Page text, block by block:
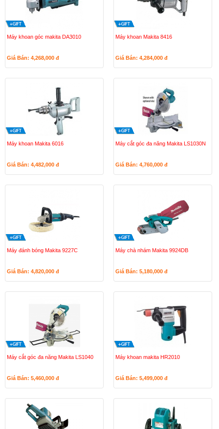
Máy khoan góc makita DA3010
Giá Bán: 4,268,000 đ
Máy khoan Makita 8416
Giá Bán: 4,284,000 đ
Máy khoan Makita 6016
Giá Bán: 4,482,000 đ
Máy cắt góc đa năng Makita LS1030N
Giá Bán: 4,760,000 đ
Máy đánh bóng Makita 9227C
Giá Bán: 4,820,000 đ
Máy chà nhám Makita 9924DB
Giá Bán: 5,180,000 đ
Máy cắt góc đa năng Makita LS1040
Giá Bán: 5,460,000 đ
Máy khoan makita HR2010
Giá Bán: 5,499,000 đ